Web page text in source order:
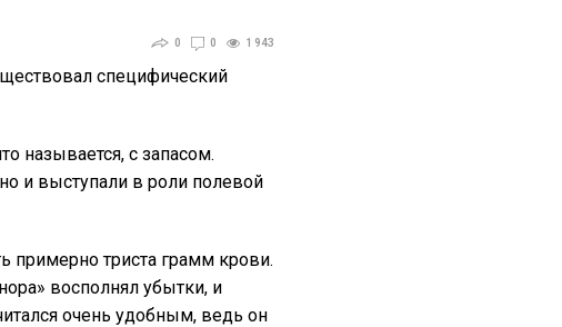
0 0 1 943
специфический
называется, с запасом.
и выступали в роли полевой
примерно триста грамм крови.
восполнял убытки, и
очень удобным, ведь он